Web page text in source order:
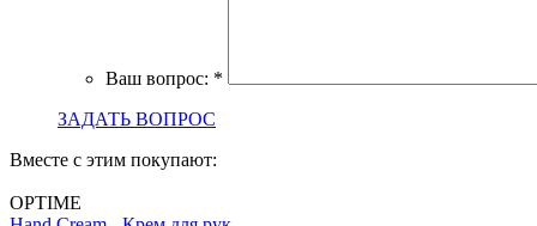
Ваш вопрос: *
ЗАДАТЬ ВОПРОС
Вместе с этим покупают:
OPTIME